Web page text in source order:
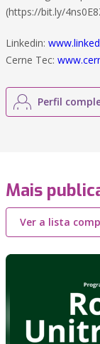
(https://bit.ly/
Linkedin:
Cerne Tec:
Perfil
Mais
Ver a lista